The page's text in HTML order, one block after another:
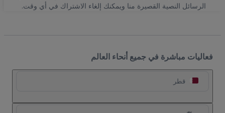
الرسائل النصية القصيرة منا ويمكنك إلغاء الاشتراك في أي وقت.
فعاليات مباشرة في جميع أنحاء العالم
قطر